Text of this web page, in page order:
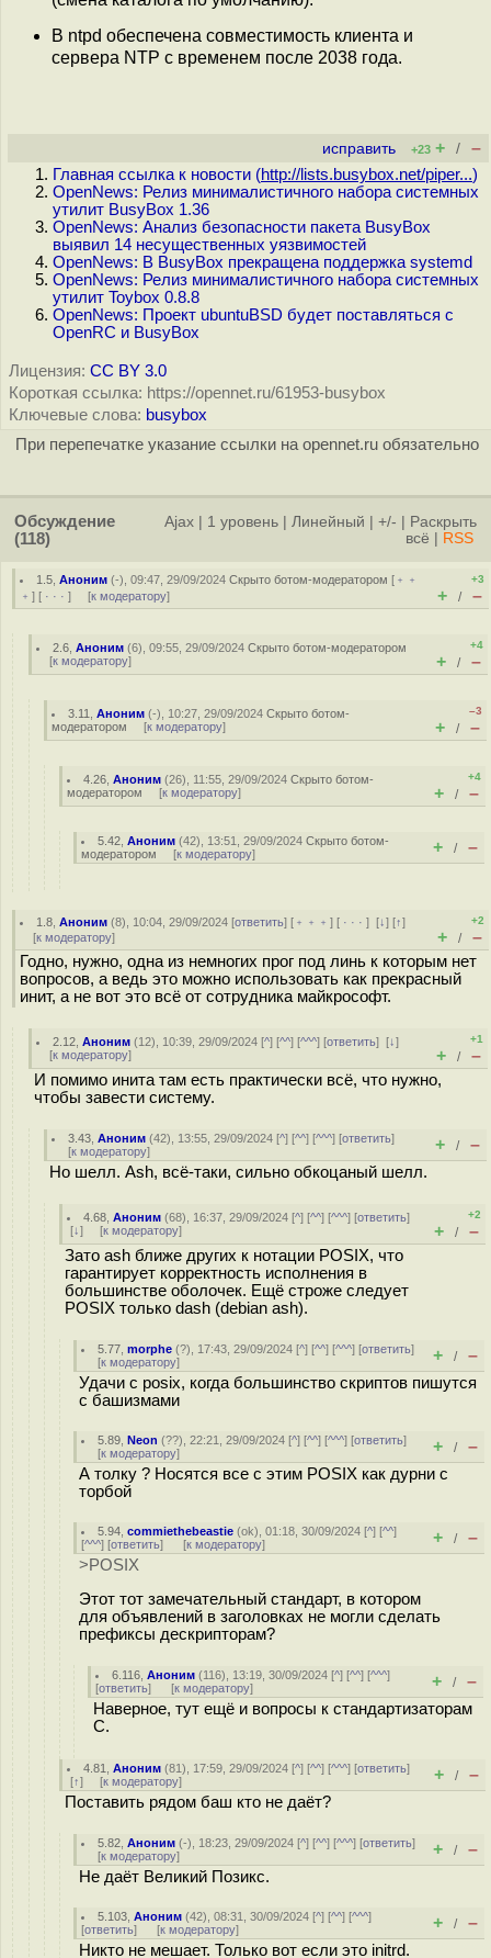
В ntpd обеспечена совместимость клиента и
сервера NTP с временем после 2038 года.
исправить +23 + / –
Главная ссылка к новости (http://lists.busybox.net/piper...)
OpenNews: Релиз минималистичного набора системных
утилит BusyBox 1.36
OpenNews: Анализ безопасности пакета BusyBox
выявил 14 несущественных уязвимостей
OpenNews: В BusyBox прекращена поддержка systemd
OpenNews: Релиз минималистичного набора системных
утилит Toybox 0.8.8
OpenNews: Проект ubuntuBSD будет поставляться с
OpenRC и BusyBox
Лицензия: CC BY 3.0
Короткая ссылка: https://opennet.ru/61953-busybox
Ключевые слова: busybox
При перепечатке указание ссылки на opennet.ru обязательно
Обсуждение
(118)
Ajax 1 уровень Линейный +/-
Раскрыть
всё
RSS
1.5 ,Аноним (-), 09:47, 29/09/2024Скрыто ботом-модератором [ ﹢﹢
﹢ ] [ · · · ] [к модератору]
+3
+ / –
2.6 ,Аноним (6), 09:55, 29/09/2024Скрыто ботом-модератором
[к модератору]
+4
+ / –
3.11 ,Аноним (-), 10:27, 29/09/2024Скрыто ботом-
модератором [к модератору]
–3
+ / –
4.26 ,Аноним (26), 11:55, 29/09/2024Скрыто ботом-
модератором [к модератору]
+4
+ / –
5.42 ,Аноним (42), 13:51, 29/09/2024Скрыто ботом-
модератором [к модератору] + / –
1.8 ,Аноним (8), 10:04, 29/09/2024 [ответить] [ ﹢﹢﹢] [ · · ·][↓] [↑]
[к модератору]
+2
+ / –
Годно, нужно, одна из немногих прог под линь к которым нет
вопросов, а ведь это можно использовать как прекрасный
инит, а не вот это всё от сотрудника майкрософт.
2.12 ,Аноним (12), 10:39, 29/09/2024 [^] [^^] [^^^] [ответить][↓]
[к модератору]
+1
+ / –
И помимо инита там есть практически всё, что нужно,
чтобы завести систему.
3.43 ,Аноним (42), 13:55, 29/09/2024 [^] [^^] [^^^] [ответить]
[к модератору] + / –
Но шелл. Ash, всё-таки, сильно обкоцаный шелл.
4.68 ,Аноним (68), 16:37, 29/09/2024 [^] [^^] [^^^] [ответить]
[↓] [к модератору]
+2
+ / –
Зато ash ближе других к нотации POSIX, что
гарантирует корректность исполнения в
большинстве оболочек. Ещё строже следует
POSIX только dash (debian ash).
5.77 ,morphe (?), 17:43, 29/09/2024 [^] [^^] [^^^] [ответить]
[к модератору] + / –
Удачи с posix, когда большинство скриптов пишутся
с башизмами
5.89 ,Neon (??), 22:21, 29/09/2024 [^] [^^] [^^^] [ответить]
[к модератору] + / –
А толку ? Носятся все с этим POSIX как дурни с
торбой
5.94 ,commiethebeastie (ok), 01:18, 30/09/2024 [^] [^^]
[^^^] [ответить] [к модератору] + / –
>POSIX
Этот тот замечательный стандарт, в котором
для объявлений в заголовках не могли сделать
префиксы дескрипторам?
6.116 ,Аноним (116), 13:19, 30/09/2024 [^] [^^] [^^^]
[ответить] [к модератору] + / –
Наверное, тут ещё и вопросы к стандартизаторам
C.
4.81 ,Аноним (81), 17:59, 29/09/2024 [^] [^^] [^^^] [ответить]
[↑] [к модератору] + / –
Поставить рядом баш кто не даёт?
5.82 ,Аноним (-), 18:23, 29/09/2024 [^] [^^] [^^^] [ответить]
[к модератору] + / –
Не даёт Великий Позикс.
5.103 ,Аноним (42), 08:31, 30/09/2024 [^] [^^] [^^^]
[ответить] [к модератору] + / –
Никто не мешает. Только вот если это initrd.